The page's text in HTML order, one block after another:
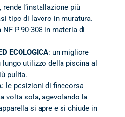
l’installazione più
tipo di lavoro in muratura.
P 90-308 in materia di
ECOLOGICA: un migliore
utilizzo della piscina al
pulita.
: le posizioni di finecorsa
volta sola, agevolando la
si apre e si chiude in